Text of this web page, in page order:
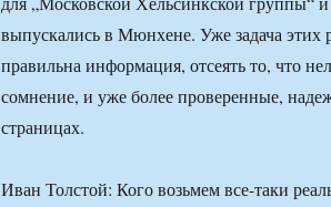
выпускались в Мюнхене. Уже задача этих
правильна информация, отсеять то, что
сомнение, и уже более проверенные,
страницах.
Иван Толстой: Кого возьмем все-таки